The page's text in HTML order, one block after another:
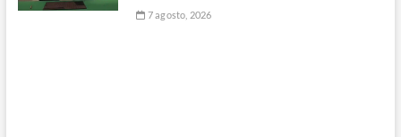
7 agosto, 2026